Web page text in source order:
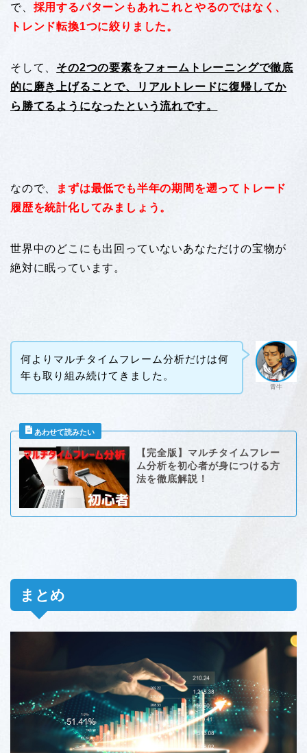
で、 採用するパターンもあれこれとやるのではなく、
トレンド転換1つに絞りました。
そして、 その2つの要素をフォームトレーニングで徹底
的に磨き上げることで、リアルトレードに復帰してか
ら勝てるようになったという流れです。
なので、
まずは最低でも半年の期間を遡ってトレード
履歴を統計化してみましょう。
世界中のどこにも出回っていないあなただけの宝物が
絶対に眠っています。
青牛
何よりマルチタイムフレーム分析だけは何
年も取り組み続けてきました。
【完全版】マルチタイムフレー
ム分析を初心者が身につける方
法を徹底解説！
まとめ